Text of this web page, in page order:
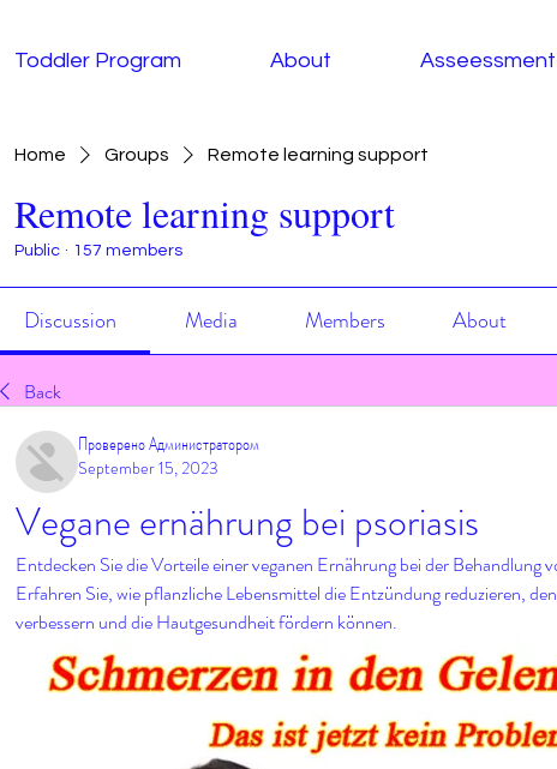
Toddler Program About
Home Groups Remote learning support
Remote learning support
Public · 157 members
Discussion Media Members About
Back
Проверено Администратором
September 15, 2023
Vegane ernährung bei psoriasis
Entdecken Sie die Vorteile einer veganen Ernährung bei der Behandlung
Erfahren Sie, wie pflanzliche Lebensmittel die Entzündung reduzieren,
verbessern und die Hautgesundheit fördern können.